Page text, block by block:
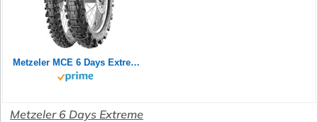
Metzeler MCE 6 Days Extreme MEDIUM 110/80 - 18 58R M+S Rear
Metzeler 6 Days Extreme